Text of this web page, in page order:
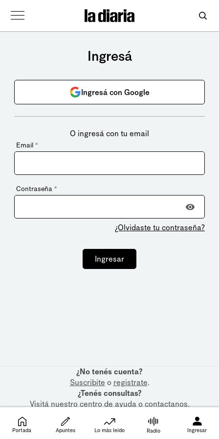
Ingresá
Ingresá con Google
O ingresá con tu email
Email *
Contraseña *
¿Olvidaste tu contraseña?
Ingresar
¿No tenés cuenta?
Suscribite o registrate.
¿Tenés consultas?
Visitá nuestrocentro de ayudaocontactanos.
Portada Apuntes Lo más leído Radio Ingresar